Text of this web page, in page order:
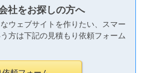
社をお探しの方へ
ウェブサイトを作りたい、スマー
方は下記の見積もり依頼フォーム